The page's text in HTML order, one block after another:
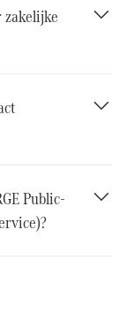
zakelijke
Public-